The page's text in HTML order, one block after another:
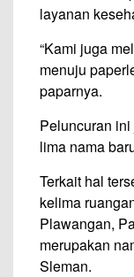
layanan
“Kami juga
menuju
paparnya.
Peluncuran
lima nama
Terkait hal
kelima
Plawangan,
merupakan
Sleman.